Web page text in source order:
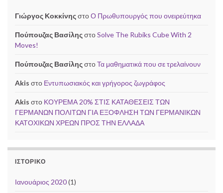
Γιώργος ΚοκκίνηςστοΟ Πρωθυπουργός που ονειρεύτηκα
Πούπουζας ΒασίληςστοSolve The Rubiks Cube With 2
Moves!
Πούπουζας ΒασίληςστοΤα μαθηματικά που σε τρελαίνουν
Akis στο Εντυπωσιακός και γρήγορος ζωγράφος
Akis στο ΚΟΥΡΕΜΑ 20% ΣΤΙΣ ΚΑΤΑΘΕΣΕΙΣ ΤΩΝ
ΓΕΡΜΑΝΩΝ ΠΟΛΙΤΩΝ ΓΙΑ ΕΞΟΦΛΗΣΗ ΤΩΝ ΓΕΡΜΑΝΙΚΩΝ
ΚΑΤΟΧΙΚΩΝ ΧΡΕΩΝ ΠΡΟΣ ΤΗΝ ΕΛΛΑΔΑ
ΙΣΤΟΡΙΚΌ
Ιανουάριος 2020(1)